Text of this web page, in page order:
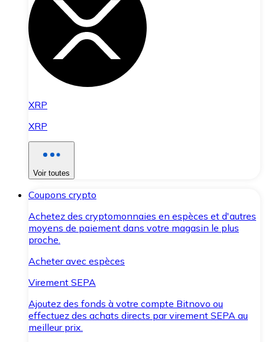
XRP
XRP
Voir toutes
Coupons crypto
Achetez des cryptomonnaies en espèces et d'autres
moyens de paiement dans votre magasin le plus
proche.
Acheter avec espèces
Virement SEPA
Ajoutez des fonds à votre compte Bitnovo ou
effectuez des achats directs par virement SEPA au
meilleur prix.